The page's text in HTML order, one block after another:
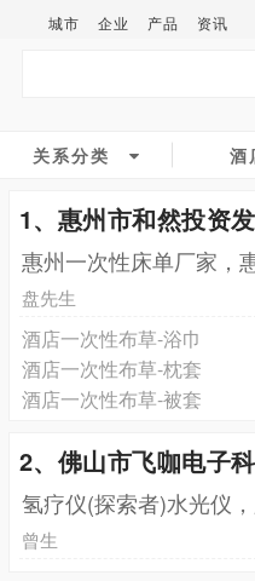
城市 企业 产品 资讯
关系分类 酒
1、惠州市和然投资
惠州一次性床单厂家，
盘先生
酒店一次性布草-浴巾
酒店一次性布草-枕套
酒店一次性布草-被套
2、佛山市飞咖电子
氢疗仪(探索者)水光仪
曾生